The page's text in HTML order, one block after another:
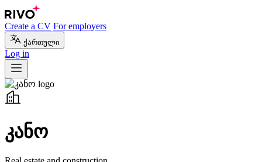
Create a CV For employers
ქართული
Log in
კანო